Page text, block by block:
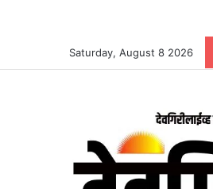
Saturday, August 8 2026